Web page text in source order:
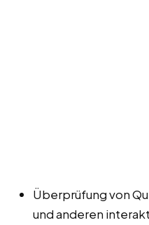
Überprüfung von
und anderen